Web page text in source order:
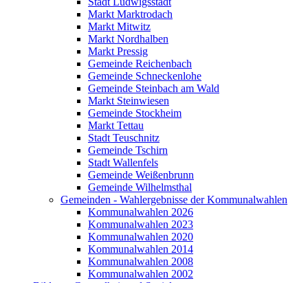
Markt Marktrodach
Markt Mitwitz
Markt Nordhalben
Markt Pressig
Gemeinde Reichenbach
Gemeinde Schneckenlohe
Gemeinde Steinbach am Wald
Markt Steinwiesen
Gemeinde Stockheim
Markt Tettau
Stadt Teuschnitz
Gemeinde Tschirn
Stadt Wallenfels
Gemeinde Weißenbrunn
Gemeinde Wilhelmsthal
Gemeinden - Wahlergebnisse der Kommunalwahlen
Kommunalwahlen 2026
Kommunalwahlen 2023
Kommunalwahlen 2020
Kommunalwahlen 2014
Kommunalwahlen 2008
Kommunalwahlen 2002